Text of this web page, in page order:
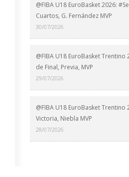
@FIBA U18 EuroBasket 2026:
Cuartos, G. Fernández MVP
30/07/2026
@FIBA U18 EuroBasket
de Final, Previa, MVP
29/07/2026
@FIBA U18 EuroBasket Trentino
Victoria, Niebla MVP
28/07/2026